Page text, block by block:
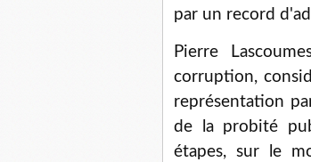
par un record
Pierre
corruption,
représentation
de la probité
étapes, sur le